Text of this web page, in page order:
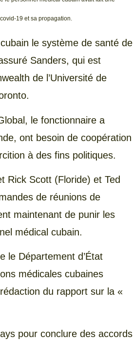
19 et sa propagation.
le système de santé de
Sanders, qui est
de l’Université de
le fonctionnaire a
ont besoin de coopération
à des fins politiques.
Rick Scott (Floride) et Ted
de réunions de
maintenant de punir les
médical cubain.
le Département d’État
médicales cubaines
du rapport sur la «
pour conclure des accords